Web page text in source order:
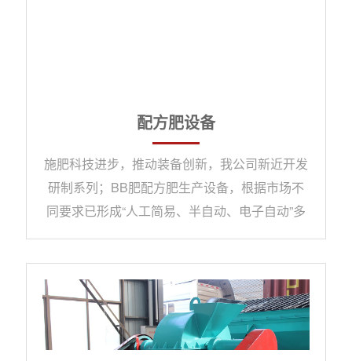
配方肥设备
施肥科技进步，推动装备创新，我公司新近开发
研制系列；BB肥配方肥生产设备，根据市场不
同要求已形成“人工简易、半自动、电子自动”多
种型号，也可以根据客户要求，个性化设计制
2、机械传输、混合直观可靠；3、操作简单；
4、使用寿命长。二、半自动BB肥生产线特点：
1